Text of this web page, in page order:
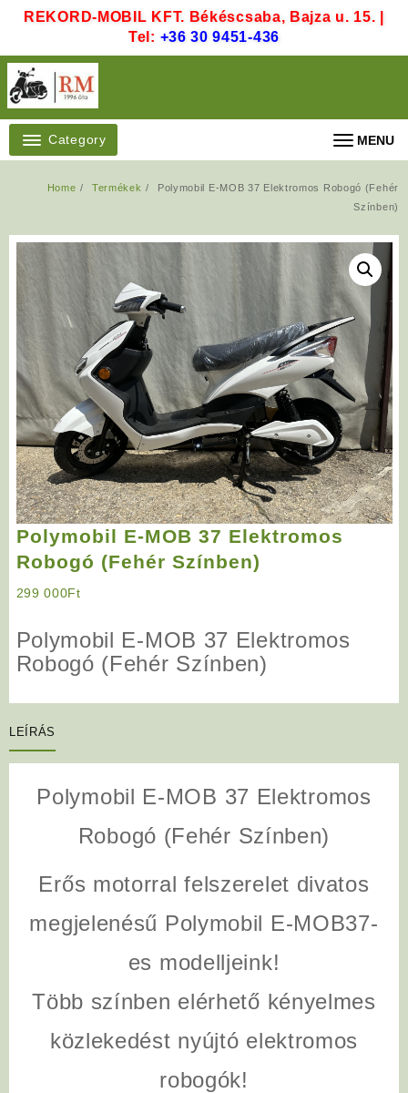
REKORD-MOBIL KFT. Békéscsaba, Bajza u. 15. |
Tel: +36 30 9451-436
Category MENU
Home Termékek
Polymobil E-MOB 37 Elektromos Robogó (Fehér
Színben)
Polymobil E-MOB 37 Elektromos
Robogó (Fehér Színben)
299 000Ft
Polymobil E-MOB 37 Elektromos
Robogó (Fehér Színben)
LEÍRÁS
Polymobil E-MOB 37 Elektromos
Robogó (Fehér Színben)
Erős motorral felszerelet divatos
megjelenésű Polymobil E-MOB37-
es modelljeink!
Több színben elérhető kényelmes
közlekedést nyújtó elektromos
robogók!